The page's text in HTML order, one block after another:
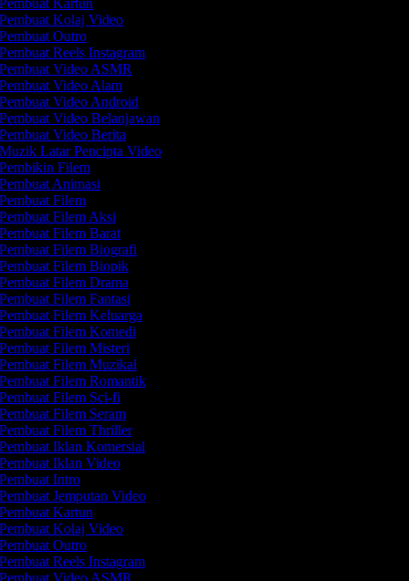
Kartun
Kolaj Video
Outro
Reels Instagram
Video ASMR
Video Alam
Video Android
Video Belanjawan
Video Berita
Latar Pencipta Video
Filem
Animasi
Filem
Filem Aksi
Filem Barat
Filem Biografi
Filem Biopik
Filem Drama
Filem Fantasi
Filem Keluarga
Filem Komedi
Filem Misteri
Filem Muzikal
Filem Romantik
Filem Sci-fi
Filem Seram
Filem Thriller
Iklan Komersial
Iklan Video
Intro
Jemputan Video
Kartun
Kolaj Video
Outro
Reels Instagram